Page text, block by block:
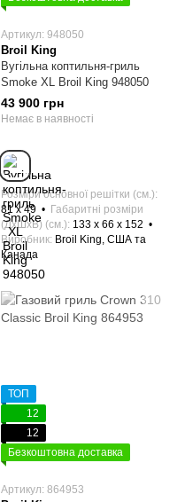
Артикул: 948050
Broil King
Вугільна коптильня-гриль
Smoke XL Broil King 948050
43 900 грн
Немає в наявності
Розміри основної решітки (см.)
81 х 49
Габаритні розміри
(ДхШхВ) (см.) 133 x 66 x 152
Виробник Broil King, США та
Канада
ТОП
12
12
Безкоштовна доставка
Артикул: 864953